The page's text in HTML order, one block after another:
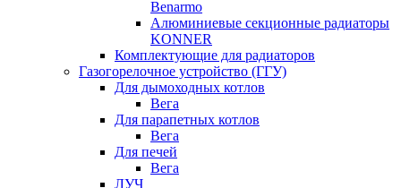
Benarmo
Алюминиевые секционные радиаторы
KONNER
Комплектующие для радиаторов
Газогорелочное устройство (ГГУ)
Для дымоходных котлов
Вега
Для парапетных котлов
Вега
Для печей
Вега
ЛУЧ